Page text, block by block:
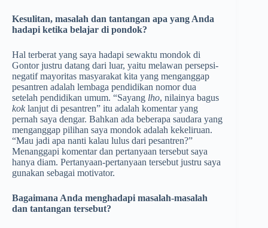
Kesulitan, masalah dan tantangan apa yang Anda
hadapi ketika belajar di pondok?
Hal terberat yang saya hadapi sewaktu mondok di
Gontor justru datang dari luar, yaitu melawan persepsi­
negatif mayoritas masyarakat kita yang menganggap
pesantren adalah lembaga pendidikan nomor dua
setelah pendidikan umum. “Sayang lho, nilainya bagus
kok lanjut di pesantren” itu adalah komentar yang
pernah saya de­ngar. Bahkan ada beberapa saudara yang
menganggap pilih­an saya mondok adalah kekeliruan.
“Mau jadi apa nanti kalau lulus dari pesantren?”
Menanggapi komentar dan pertanya­an tersebut saya
hanya diam. Pertanyaan-­pertanyaan tersebut justru saya
gunakan sebagai motivator.­
Bagaimana Anda menghadapi masalah-masalah
dan tantangan tersebut?